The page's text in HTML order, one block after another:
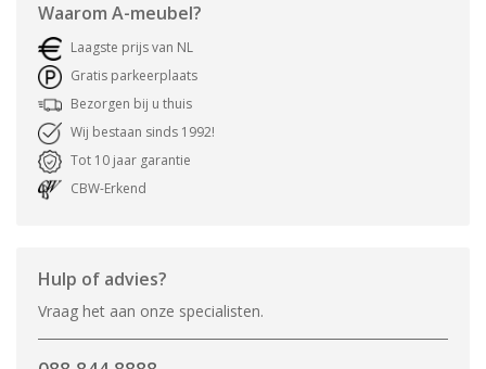
Waarom A-meubel?
Laagste prijs van NL
Gratis parkeerplaats
Bezorgen bij u thuis
Wij bestaan sinds 1992!
Tot 10 jaar garantie
CBW-Erkend
Hulp of advies?
Vraag het aan onze specialisten.